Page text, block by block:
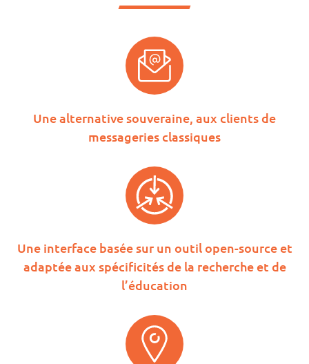
Une alternative souveraine, aux clients de
messageries classiques
Une interface basée sur un outil open-source et
adaptée aux spécificités de la recherche et de
l’éducation